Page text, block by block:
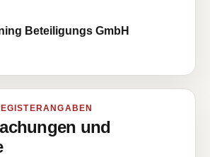
Beteiligungs GmbH
und